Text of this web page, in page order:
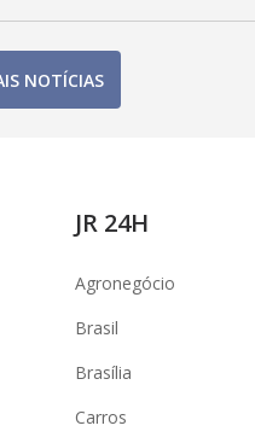
NOTÍCIAS
JR 24H
Agronegócio
Brasil
Brasília
Carros